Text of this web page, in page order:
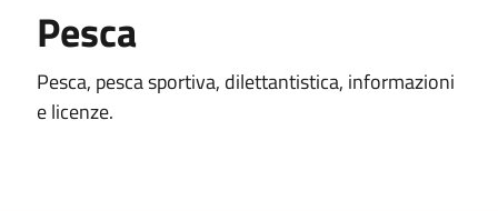
Pesca
Pesca, pesca sportiva, dilettantistica, informazioni
e licenze.